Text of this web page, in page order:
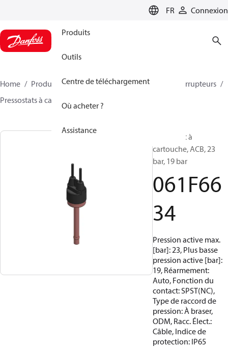
FR Connexion
Produits
Outils
Centre de téléchargement
Où acheter ?
Assistance
Home Produits Climate Solutions - cooling
Interrupteurs
Pressostats à cartouche
Pressostat à
cartouche, ACB, 23
bar, 19 bar
061F66
34
Pression active max.
[bar]: 23, Plus basse
pression active [bar]:
19, Réarmement:
Auto, Fonction du
contact: SPST(NC),
Type de raccord de
pression: À braser,
ODM, Racc. Élect.:
Câble, Indice de
protection: IP65